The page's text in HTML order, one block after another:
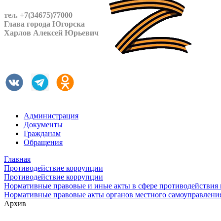
тел. +7(34675)77000
Глава города Югорска
Харлов Алексей Юрьевич
Администрация
Документы
Гражданам
Обращения
Главная
Противодействие коррупции
Противодействие коррупции
Нормативные правовые и иные акты в сфере противодействия
Нормативные правовые акты органов местного
Архив